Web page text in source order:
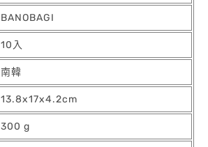
BANOBAGI
10入
南韓
13.8x17x4.2cm
300 g